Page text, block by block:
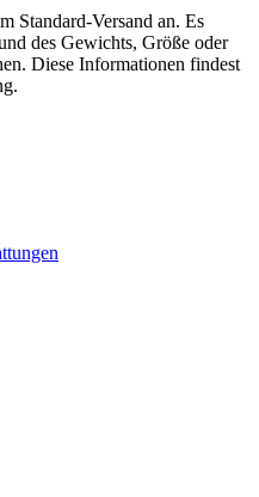
Standard-Versand an. Es
des Gewichts, Größe oder
Diese Informationen findest